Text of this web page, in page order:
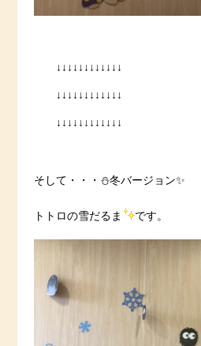
↓↓↓↓↓↓↓↓↓↓↓↓
↓↓↓↓↓↓↓↓↓↓↓↓
↓↓↓↓↓↓↓↓↓↓↓↓
そして・・・⛄️冬バージョン✨
トトロの雪だるま です。